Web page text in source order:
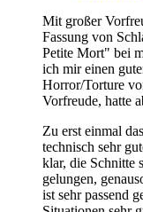
Mit großer
Fassung von
Petite Mort" bei
ich mir einen
Horror/Torture
Vorfreude, hatte
Zu erst einmal
technisch sehr
klar, die Schnitte
gelungen,
ist sehr passend